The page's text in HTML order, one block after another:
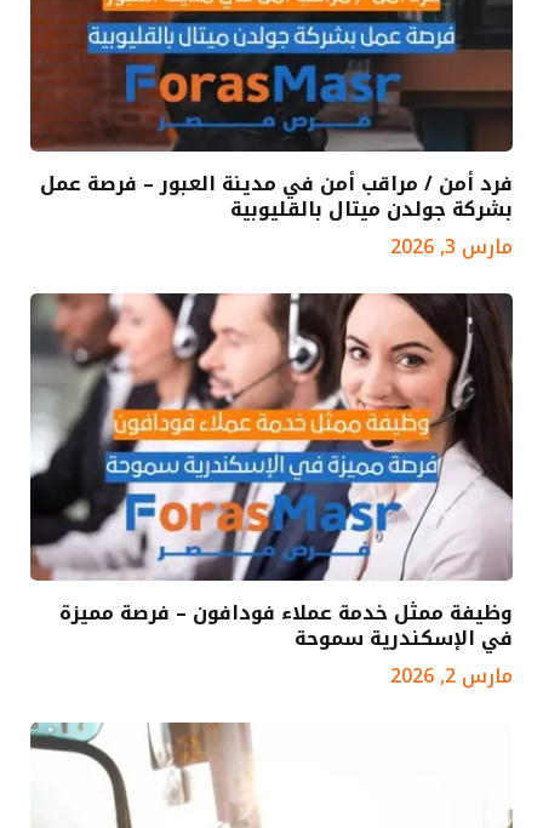
فرد أمن / مراقب أمن في مدينة العبور – فرصة عمل
بشركة جولدن ميتال بالقليوبية
مارس 3, 2026
وظيفة ممثل خدمة عملاء فودافون – فرصة مميزة
في الإسكندرية سموحة
مارس 2, 2026